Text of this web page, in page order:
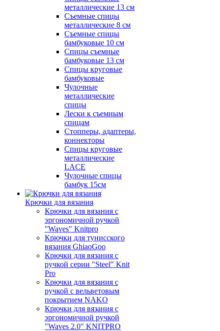
металлические 13 см
Съемные спицы
металлические 8 см
Съемные спицы
бамбуковые 10 см
Спицы съемные
бамбуковые 13 см
Спицы круговые
бамбуковые
Чулочные
металлические
спицы
Лески к съемным
спицам
Стопперы, адаптеры,
коннекторы
Спицы круговые
металлические
LACE
Чулочные спицы
бамбук 15см
Крючки для вязания
Крючки для вязания с
эргономичной ручкой
"Waves" Knitpro
Крючки для тунисского
вязания GhiaoGoo
Крючки для вязания с
ручкой серии "Steel" Knit
Pro
Крючки для вязания с
ручкой с вельветовым
покрытием NAKO
Крючки для вязания с
эргономичной ручкой
"Waves 2.0" KNITPRO